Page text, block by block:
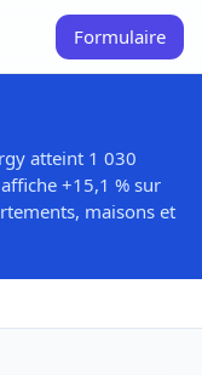
Formulaire
atteint 1 030
+15,1 % sur
maisons et